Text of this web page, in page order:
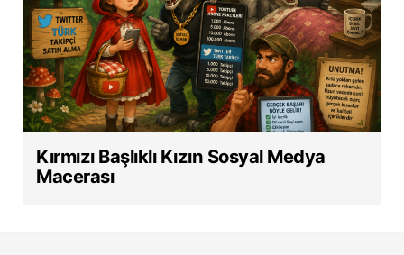
Kırmızı Başlıklı Kızın Sosyal Medya
Macerası